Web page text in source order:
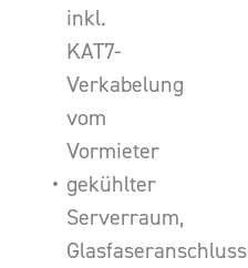
inkl.
KAT7-
Verkabelung
vom
Vormieter
gekühlter
Serverraum,
Glasfaseranschluss